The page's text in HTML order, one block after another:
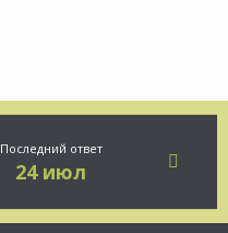
Последний ответ
24 июл